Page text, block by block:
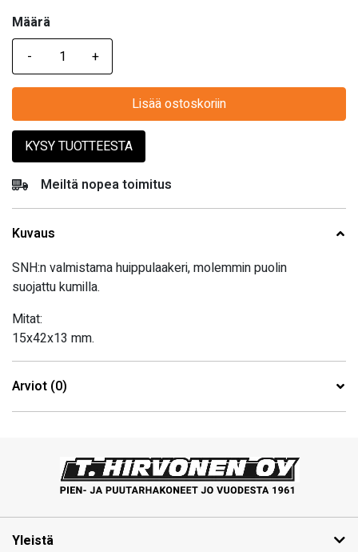
Määrä
Määrä
Lisää ostoskoriin
KYSY TUOTTEESTA
Meiltä nopea toimitus
Kuvaus
SNH:n valmistama huippulaakeri, molemmin puolin
suojattu kumilla.
Mitat:
15x42x13 mm.
Arviot (0)
Yleistä